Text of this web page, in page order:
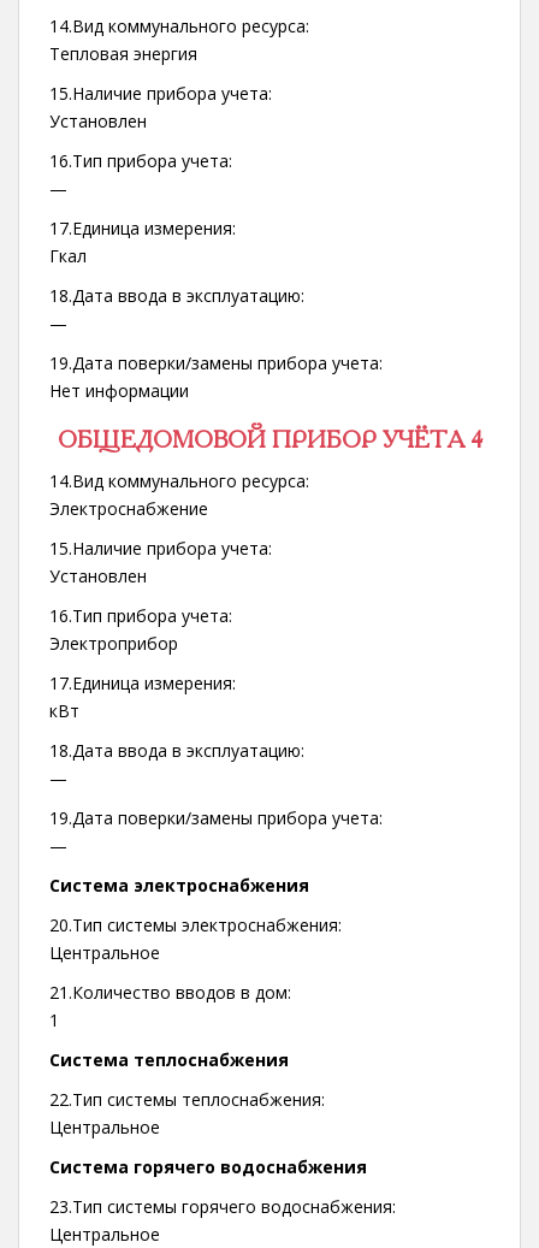
14.Вид коммунального ресурса:
Тепловая энергия
15.Наличие прибора учета:
Установлен
16.Тип прибора учета:
—
17.Единица измерения:
Гкал
18.Дата ввода в эксплуатацию:
—
19.Дата поверки/замены прибора учета:
Нет информации
ОБЩЕДОМОВОЙ ПРИБОР УЧЁТА 4
14.Вид коммунального ресурса:
Электроснабжение
15.Наличие прибора учета:
Установлен
16.Тип прибора учета:
Электроприбор
17.Единица измерения:
кВт
18.Дата ввода в эксплуатацию:
—
19.Дата поверки/замены прибора учета:
—
Система электроснабжения
20.Тип системы электроснабжения:
Центральное
21.Количество вводов в дом:
1
Система теплоснабжения
22.Тип системы теплоснабжения:
Центральное
Система горячего водоснабжения
23.Тип системы горячего водоснабжения:
Центральное